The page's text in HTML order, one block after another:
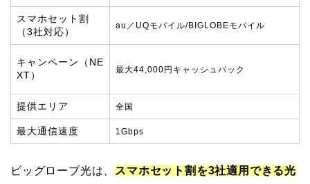
スマホセット割
（3社対応）
au／UQモバイル/BIGLOBEモバイル
キャンペーン
（NE
XT）
最大44,000円キャッシュバック
提供エリア 全国
最大通信速度 1Gbps
ビッグローブ光は、 スマホセット割を3社適用できる光